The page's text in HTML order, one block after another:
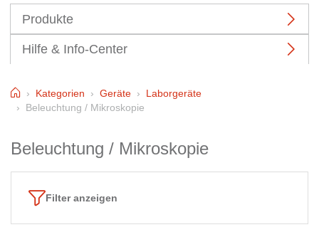
Produkte
Hilfe & Info-Center
HomeKategorien Geräte
Laborgeräte
Beleuchtung / Mikroskopie
Beleuchtung / Mikroskopie
Filter anzeigen